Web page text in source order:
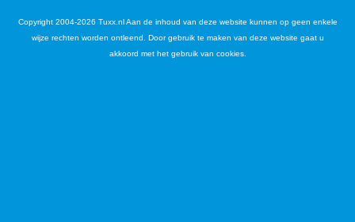
Copyright 2004-2026 Tuxx.nl Aan de inhoud van deze website kunnen op geen enkele
wijze rechten worden ontleend. Door gebruik te maken van deze website gaat u
akkoord met het gebruik van cookies.